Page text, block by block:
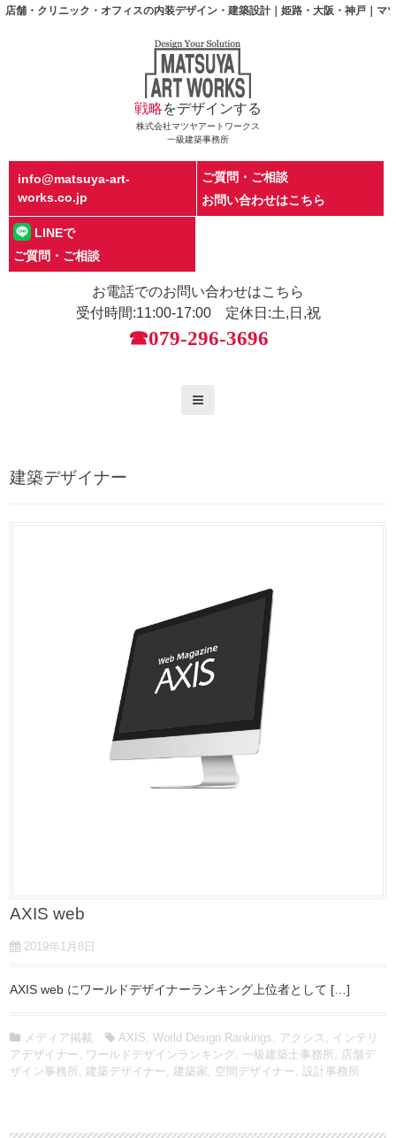
店舗・クリニック・オフィスの内装デザイン・建築設計｜姫路・大阪・神戸｜マ
戦略をデザインする
株式会社マツヤアートワークス
一級建築事務所
info@matsuya-art-
works.co.jp
ご質問・ご相談
お問い合わせはこちら
LINEで
ご質問・ご相談
お電話でのお問い合わせはこちら
受付時間:11:00-17:00 定休日:土,日,祝
☎079-296-3696
建築デザイナー
AXIS web
2019年1月8日
AXIS web にワールドデザイナーランキング上位者として […]
メディア掲載 AXIS ,World Design Rankings アクシス
インテリ
アデザイナー
ワールドデザインランキング 一級建築士事務所
店舗デ
ザイン事務所
建築デザイナー 建築家 空間デザイナー ,設計事務所